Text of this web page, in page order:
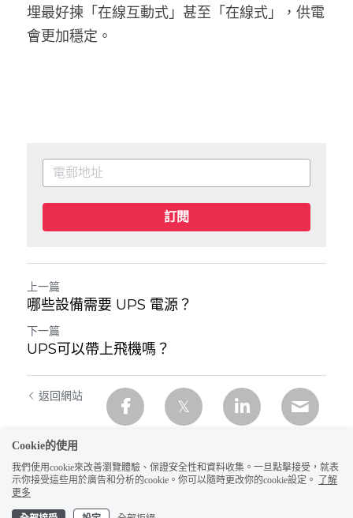
埋最好揀「在線互動式」甚至「在線式」，供電
會更加穩定。
訂閱
上一篇
哪些設備需要 UPS 電源？
下一篇
UPS可以帶上飛機嗎？
返回網站
Cookie的使用
我們使用cookie來改善瀏覽體驗、保證安全性和資料收集。一旦點擊接受，就表
示你接受這些用於廣告和分析的cookie。你可以隨時更改你的cookie設定。
了解
更多